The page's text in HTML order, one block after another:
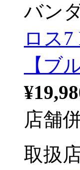
バン
ロス7
【ブ
店舗
取扱